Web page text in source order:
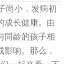
尚小，发病初
成长健康。由
同龄的孩子相
响。那么，